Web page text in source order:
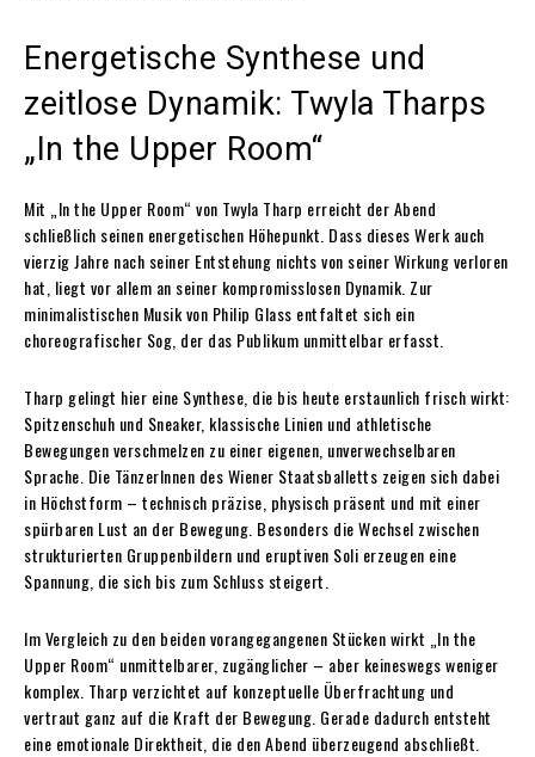
Energetische Synthese und
zeitlose Dynamik: Twyla Tharps
„In the Upper Room“
Mit „In the Upper Room“ von Twyla Tharp erreicht der Abend
schließlich seinen energetischen Höhepunkt. Dass dieses Werk auch
vierzig Jahre nach seiner Entstehung nichts von seiner Wirkung verloren
hat, liegt vor allem an seiner kompromisslosen Dynamik. Zur
minimalistischen Musik von Philip Glass entfaltet sich ein
choreografischer Sog, der das Publikum unmittelbar erfasst.
Tharp gelingt hier eine Synthese, die bis heute erstaunlich frisch wirkt:
Spitzenschuh und Sneaker, klassische Linien und athletische
Bewegungen verschmelzen zu einer eigenen, unverwechselbaren
Sprache. Die TänzerInnen des Wiener Staatsballetts zeigen sich dabei
in Höchstform – technisch präzise, physisch präsent und mit einer
spürbaren Lust an der Bewegung. Besonders die Wechsel zwischen
strukturierten Gruppenbildern und eruptiven Soli erzeugen eine
Spannung, die sich bis zum Schluss steigert.
Im Vergleich zu den beiden vorangegangenen Stücken wirkt „In the
Upper Room“ unmittelbarer, zugänglicher – aber keineswegs weniger
komplex. Tharp verzichtet auf konzeptuelle Überfrachtung und
vertraut ganz auf die Kraft der Bewegung. Gerade dadurch entsteht
eine emotionale Direktheit, die den Abend überzeugend abschließt.